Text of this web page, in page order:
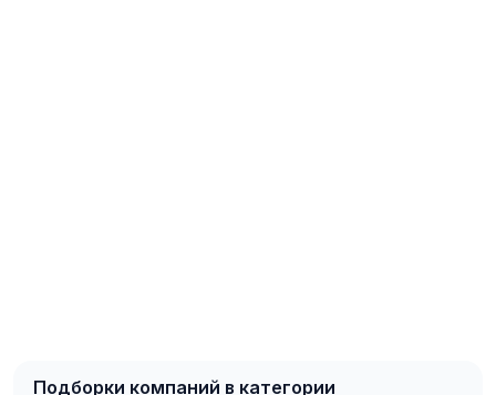
Подборки компаний в категории